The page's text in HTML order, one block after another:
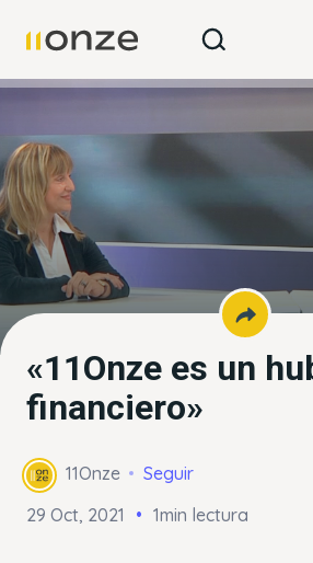
«11Onze es un
financiero»
11Onze
Seguir
29 Oct, 2021
1min lectura